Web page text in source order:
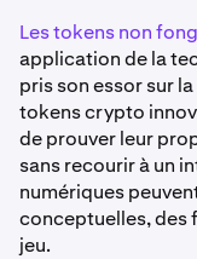
Les tokens non
application de la
pris son essor sur
tokens crypto
de prouver leur
sans recourir à un
numériques
conceptuelles, des
jeu.